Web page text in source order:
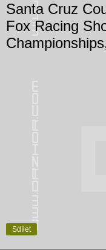
Santa Cruz
Fox Racing
Sdílet